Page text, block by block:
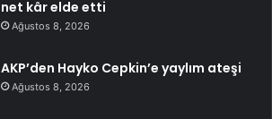
net kâr elde etti
Ağustos 8, 2026
AKP’den Hayko Cepkin’e yaylım ateşi
Ağustos 8, 2026